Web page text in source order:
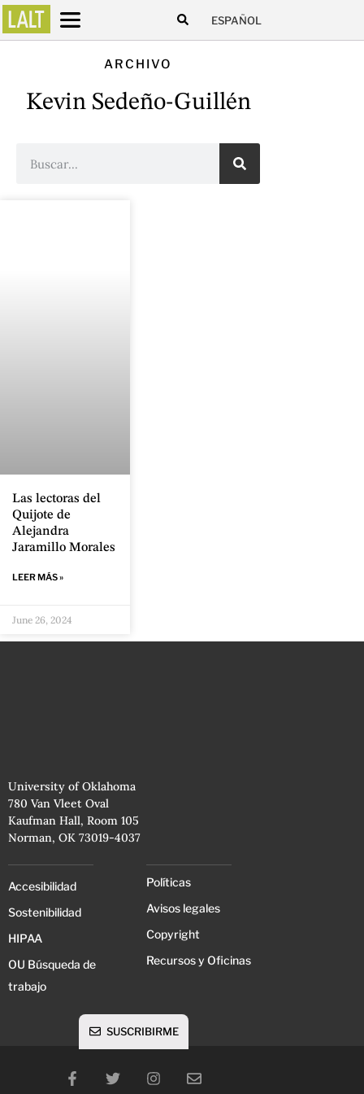
ESPAÑOL
ARCHIVO
Kevin Sedeño-Guillén
Las lectoras del
Quijote de
Alejandra
Jaramillo Morales
LEER MÁS »
June 26, 2024
University of Oklahoma
780 Van Vleet Oval
Kaufman Hall, Room 105
Norman, OK 73019-4037
Accesibilidad
Sostenibilidad
HIPAA
OU Búsqueda de
trabajo
Políticas
Avisos legales
Copyright
Recursos y Oficinas
SUSCRIBIRME